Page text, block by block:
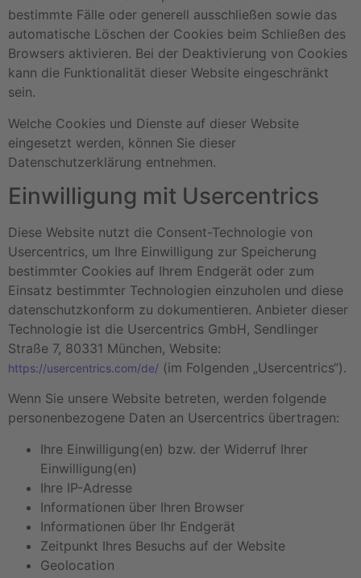
bestimmte Fälle oder generell ausschließen sowie das
automatische Löschen der Cookies beim Schließen des
Browsers aktivieren. Bei der Deaktivierung von Cookies
kann die Funktionalität dieser Website eingeschränkt
sein.
Welche Cookies und Dienste auf dieser Website
eingesetzt werden, können Sie dieser
Datenschutzerklärung entnehmen.
Einwilligung mit Usercentrics
Diese Website nutzt die Consent-Technologie von
Usercentrics, um Ihre Einwilligung zur Speicherung
bestimmter Cookies auf Ihrem Endgerät oder zum
Einsatz bestimmter Technologien einzuholen und diese
datenschutzkonform zu dokumentieren. Anbieter dieser
Technologie ist die Usercentrics GmbH, Sendlinger
Straße 7, 80331 München, Website:
https://usercentrics.com/de/ (im Folgenden „Usercentrics“).
Wenn Sie unsere Website betreten, werden folgende
personenbezogene Daten an Usercentrics übertragen:
Ihre Einwilligung(en) bzw. der Widerruf Ihrer
Einwilligung(en)
Ihre IP-Adresse
Informationen über Ihren Browser
Informationen über Ihr Endgerät
Zeitpunkt Ihres Besuchs auf der Website
Geolocation